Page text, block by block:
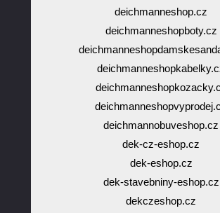
deichmanneshop.cz
deichmanneshopboty.cz
deichmannobuveshop.cz
dek-cz-eshop.cz
dek-eshop.cz
dek-stavebniny-eshop.cz
dekczeshop.cz